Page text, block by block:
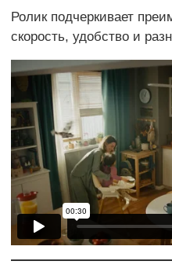
Ролик подчеркивает
скорость, удобство и